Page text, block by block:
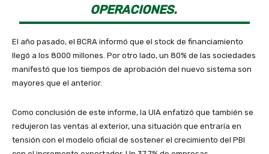
OPERACIONES.
El año pasado, el BCRA informó que el stock de financiamiento
llegó a los 8000 millones. Por otro lado, un 80% de las sociedades
manifestó que los tiempos de aprobación del nuevo sistema son
mayores que el anterior.
Como conclusión de este informe, la UIA enfatizó que también se
redujeron las ventas al exterior, una situación que entraría en
tensión con el modelo oficial de sostener el crecimiento del PBI